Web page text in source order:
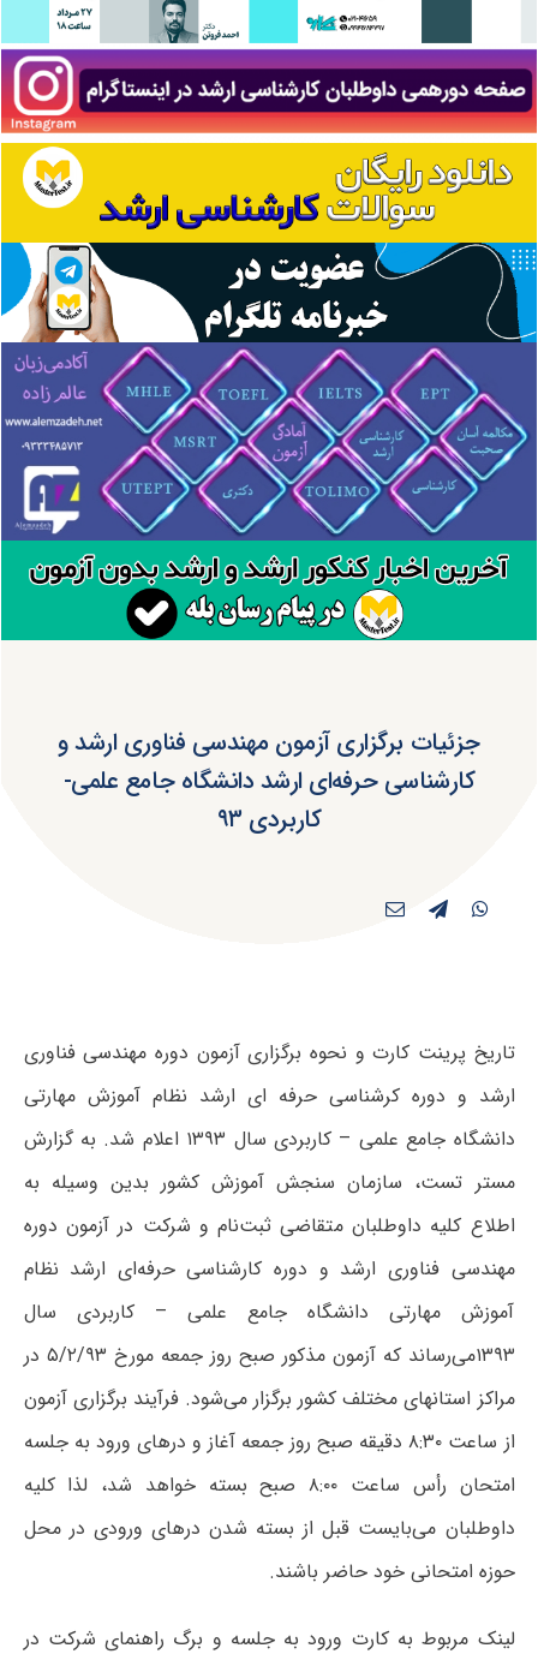
‌جزئیات برگزاری آزمون مهندسی فناوری ارشد و
کارشناسی حرفه‌ای ارشد دانشگاه جامع علمی-
کاربردی ۹۳
تاریخ پرینت کارت و نحوه برگزاری آزمون دوره مهندسی فناوری
ارشد و دوره کرشناسی حرفه ای ارشد نظام آموزش مهارتی
دانشگاه جامع علمی – کاربردی سال ۱۳۹۳ اعلام شد. به گزارش
مستر تست، سازمان سنجش آموزش کشور بدین وسیله به
اطلاع کلیه داوطلبان متقاضی ثبت‌نام و شرکت در آزمون دوره
مهندسی فناوری ارشد و دوره کارشناسی حرفه‌ای ارشد نظام
آموزش مهارتی دانشگاه جامع علمی – کاربردی سال
۱۳۹۳می‌رساند که آزمون مذکور صبح روز جمعه مورخ ۵/۲/۹۳ در
مراکز استانهای مختلف کشور برگزار می‌شود. فرآیند برگزاری آزمون
از ساعت ۸:۳۰ دقیقه صبح روز جمعه آغاز و درهای ورود به جلسه
امتحان رأس ساعت ۸:۰۰ صبح بسته خواهد شد، لذا کلیه
داوطلبان می‌بایست قبل از بسته شدن درهای ورودی در محل
حوزه امتحانی خود حاضر باشند.
لینک مربوط به کارت ورود به جلسه و برگ راهنمای شرکت در